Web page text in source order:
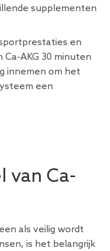
supplementen
en
AKG 30 minuten
innemen om het
een
van Ca-
als veilig wordt
is het belangrijk